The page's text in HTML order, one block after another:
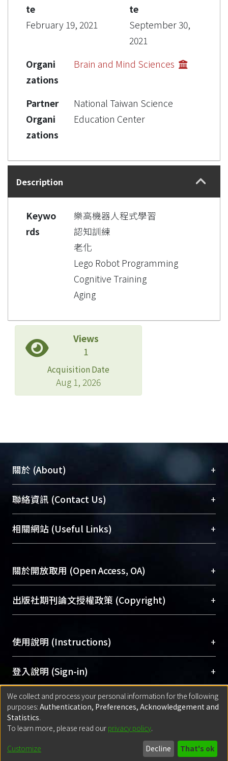
te
February 19, 2021
te
September 30,
2021
Organi
zations
Brain and Mind Sciences
Partner
Organi
zations
National Taiwan Science
Education Center
Description
Keywo
rds
樂高機器人程式學習
認知訓練
老化
Lego Robot Programming
Cognitive Training
Aging
Views
1
Acquisition Date
Aug 1, 2026
關於 (About) +
臺大位居世界頂尖大學之列，為永久珍藏及向國際
展現本校豐碩的研究成果及學術能量，圖書館整合
機構典藏（NTUR）與學術庫（AH）不同功能平
台，成為臺大學術典藏NTU scholars。期能整合研
成果。
To permanently archive and promote researcher
profiles and scholarly works, Library integrates the
services of “NTU Repository” with “Academic
聯絡資訊 (Contact Us) +
總館學科館員(Main Library)
醫學圖書館學科館員(Medical Library)
Sciences Library)
相關網站 (Useful Links) +
關於開放取用 (Open Access, OA) +
開放取用是從使用者角度提升資訊取用性的社會運
動，應用在學術研究上是透過將研究著作公開供使
用逐年攀升。同時可加速研究發展、提升研究影響
Archive）平台。 （點選深入了解OA）
出版社期刊論文授權政策 (Copyright) +
含部分內容的版權非匯入者所有，或由第三方贊
助與合作完成，請確認該版權所有者及第三方同
意提供此授權。
Please represent that the submission is your
original work, and that you have the right to
grant the rights to upload.
若欲上傳已出版的全文電子檔，可使用
policy finder
網站查詢，以確認出版單位之版權
政策。
使用說明 (Instructions) +
網站簡介(Quickstart Guide)
使用手冊(Instruction Manual)
線上預約服務(Booking Service)
登入說明 (Sign-in) +
方案一：臺灣大學計算機中心帳號登入
(With C&INC Email Account)
方案二：ORCID帳號登入(With ORCID)
匯入著作 (Submission) +
方案一：定期更新ORCID者，以ID匯入
for identifier (ORCID))
方案二：
(Default mode Submission)
Built withDSpace-CRIS software
- Extension maintained and optimized
We collect and process your personal information for the following
purposes: Authentication, Preferences, Acknowledgement and
Statistics.
To learn more, please read our privacy policy.
Customize Decline That's ok